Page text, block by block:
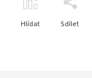
Hlídat Sdílet